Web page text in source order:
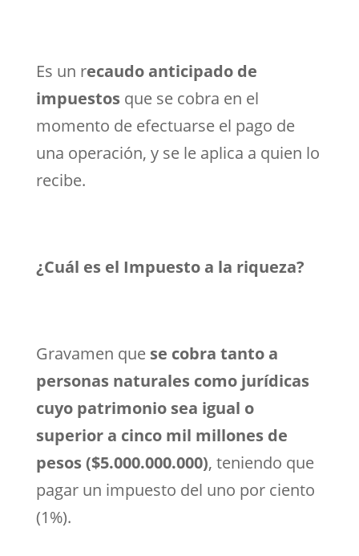
Es un recaudo anticipado de
impuestosque se cobra en el
momento de efectuarse el pago de
una operación, y se le aplica a quien lo
recibe.
¿Cuál es el Impuesto a la riqueza?
Gravamen quese cobra tanto a
personas naturales como jurídicas
cuyo patrimonio sea igual o
superior a cinco mil millones de
pesos ($5.000.000.000), teniendo que
pagar un impuesto del uno por ciento
(1%).